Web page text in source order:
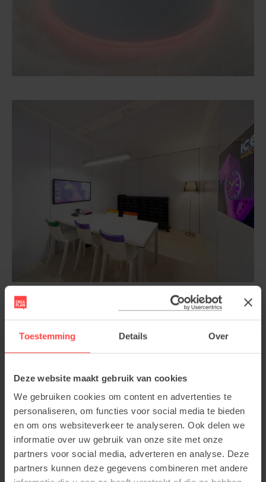
Toestemming Details Over
Deze website maakt gebruik van cookies
We gebruiken cookies om content en advertenties te
personaliseren, om functies voor social media te bieden
en om ons websiteverkeer te analyseren. Ook delen we
informatie over uw gebruik van onze site met onze
partners voor social media, adverteren en analyse. Deze
partners kunnen deze gegevens combineren met andere